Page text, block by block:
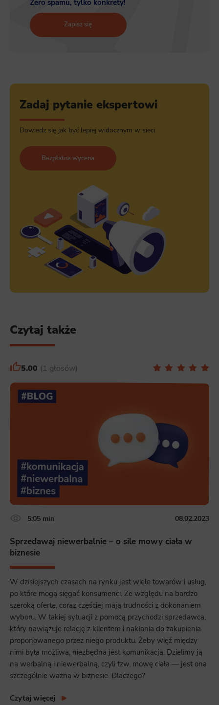
Marketing
Scope responsible for displaying personalized ads that may be of interest to the user based on browsing history and
habits and demographic criteria. Also, third-party files that, in conjunction with files installed while browsing other
websites, profile the user, providing him or her with the marketing, advertising and retargeting content deemed most
Zero spamu, tylko konkrety!
Zapisz się
Zadaj pytanie ekspertowi
Dowiedz się jak być lepiej widocznym w sieci
Bezpłatna wycena
Czytaj także
5.00 1 głosów
5:05 min 08.02.2023
Sprzedawaj niewerbalnie – o sile mowy ciała w
biznesie
W dzisiejszych czasach na rynku jest wiele towarów i usług,
po które mogą sięgać konsumenci. Ze względu na bardzo
szeroką ofertę, coraz częściej mają trudności z dokonaniem
wyboru. W takiej sytuacji z pomocą przychodzi sprzedawca,
który nawiązuje relację z klientem i nakłania do zakupienia
proponowanego przez niego produktu. Żeby więź między
nimi była możliwa, niezbędna jest komunikacja. Dzielimy ją
na werbalną i niewerbalną, czyli tzw. mowę ciała — jest ona
szczególnie ważna w biznesie. Dlaczego?
Czytaj więcej